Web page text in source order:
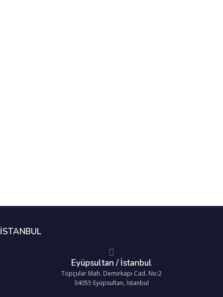
İSTANBUL
Eyüpsultan / İstanbul
Topçular Mah. Demirkapı Cad. No:2
34055 Eyüpsultan, İstanbul